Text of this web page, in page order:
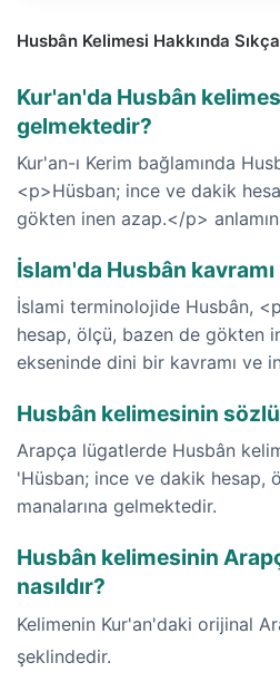
Husbân Kelimesi Hakkında
Kur'an'da Husbân
gelmektedir?
Kur'an-ı Kerim bağlamında
<p>Hüsban; ince ve dakik
gökten inen azap.</p>
İslam'da Husbân
İslami terminolojide Husbân,
hesap, ölçü, bazen de gökten
ekseninde dini bir kavramı ve
Husbân kelimesinin
Arapça lügatlerde Husbân
'Hüsban; ince ve dakik hesap,
manalarına gelmektedir.
Husbân kelimesinin
nasıldır?
Kelimenin Kur'an'daki orijinal
şeklindedir.